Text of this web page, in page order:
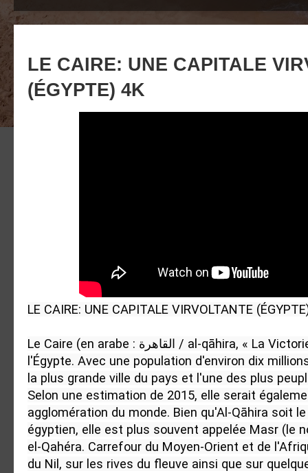
LE CAIRE: UNE CAPITALE
(ÉGYPTE) 4K
LE CAIRE: UNE CAPITALE VIRVOLTANTE
Le Caire (en arabe : القاهرة / al-qāhira, « La Victorieuse ») est la capitale de
l'Égypte. Avec une population d'environ dix
la plus grande ville du pays et l'une des plus
Selon une estimation de 2015, elle serait
agglomération du monde. Bien qu'Al-Qāhira soit
égyptien, elle est plus souvent appelée Masr (le
el-Qahéra. Carrefour du Moyen-Orient et de
du Nil, sur les rives du fleuve ainsi que sur